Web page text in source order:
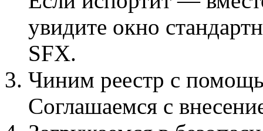
увидите окно
SFX.
Чиним реестр с
Соглашаемся с